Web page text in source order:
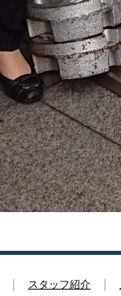
スタッフ紹介